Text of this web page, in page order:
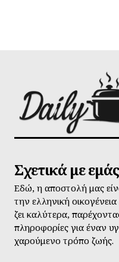
Σχετικά με εμάς
Εδώ, η αποστολή μας
την ελληνική
ζει καλύτερα,
πληροφορίες για έναν
χαρούμενο τρόπο ζωής.